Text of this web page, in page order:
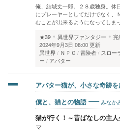
俺、結城丈一郎。２８歳独身。休
にプレーヤーとしてだけでなく、
むことが出来るようになってし
★39
異世界ファンタジー 完
2024年9月3日 08:00 更新
異世界
ＮＰＣ 冒険者 スロー
ー
アバター
アバター猫が、小さな奇跡を
僕と、猫との物語 みなか
猫が行く！～昔ばなしの主
マ